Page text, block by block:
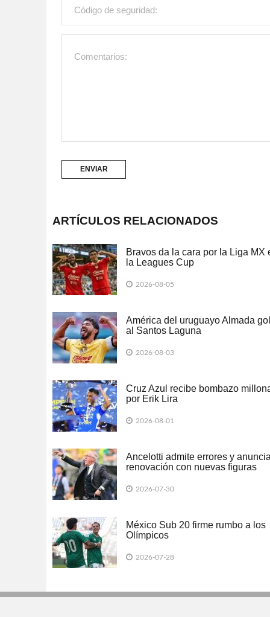
ARTÍCULOS RELACIONADOS
Bravos da la cara por la Liga MX
la Leagues Cup
2026-08-05
América del uruguayo Almada
al Santos Laguna
2026-08-03
Cruz Azul recibe bombazo
por Erik Lira
2026-08-01
Ancelotti admite errores y anuncia
renovación con nuevas figuras
2026-07-30
México Sub 20 firme rumbo a los
Olímpicos
2026-07-28